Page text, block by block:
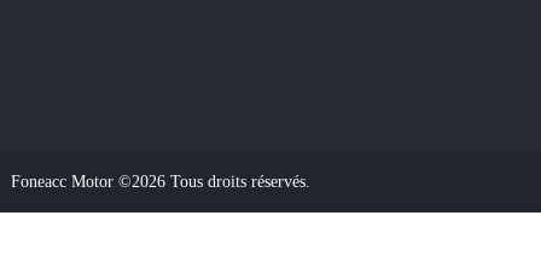
Foneacc Motor ©2026 Tous droits réservés.